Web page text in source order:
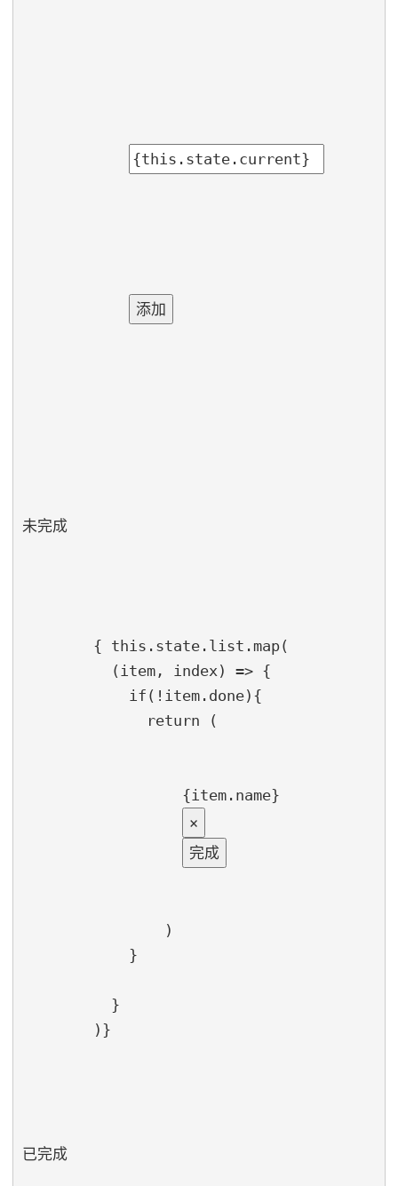
添加
未完成
        { this.state.list.map(
          (item, index) => {
            if(!item.done){
              return (
{item.name}
×
完成
                )
            }
          }
        )}
已完成